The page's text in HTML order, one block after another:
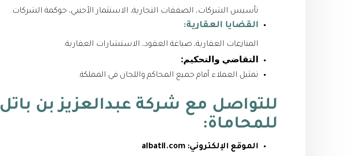
تأسيس الشركات، الصفقات التجارية، الاستثمار الأجنبي، حوكمة الشركات.
القضايا العقارية:
المنازعات العقارية، صياغة العقود، الاستشارات العقارية.
التقاضي والتحكيم:
تمثيل العملاء أمام جميع المحاكم واللجان في المملكة.
للتواصل مع شركة عبدالعزيز بن باتل
للمحاماة:
الموقع الإلكتروني: albatil.com